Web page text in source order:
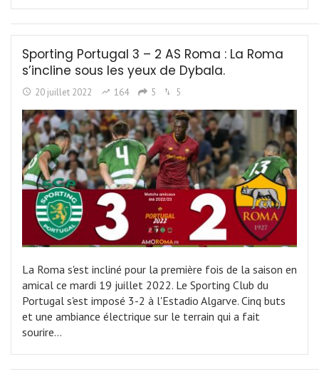
Sporting Portugal 3 – 2 AS Roma : La Roma
s’incline sous les yeux de Dybala.
20 juillet 2022 164 5 5
La Roma s'est incliné pour la première fois de la saison en
amical ce mardi 19 juillet 2022. Le Sporting Club du
Portugal s'est imposé 3-2 à l'Estadio Algarve. Cinq buts
et une ambiance électrique sur le terrain qui a fait
sourire…